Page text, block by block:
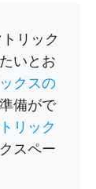
リック
いとお
クスの
備がで
リック
スペー